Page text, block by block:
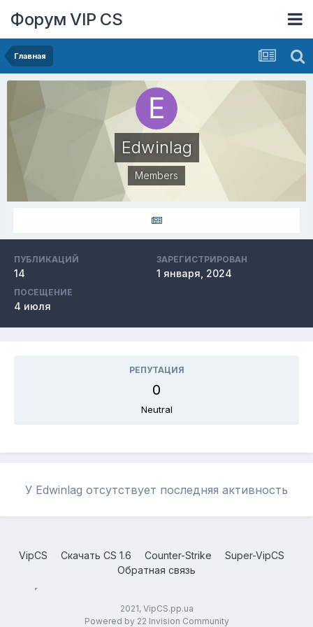
Форум VIP CS
Главная
Edwinlag
Members
ПУБЛИКАЦИЙ
14
ЗАРЕГИСТРИРОВАН
1 января, 2024
ПОСЕЩЕНИЕ
4 июля
РЕПУТАЦИЯ
0
Neutral
У Edwinlag отсутствует последняя активность
VipCS Скачать CS 1.6 Counter-Strike
Super-VipCS
Обратная связь
2021, VipCS.pp.ua
Powered by 22 Invision Community